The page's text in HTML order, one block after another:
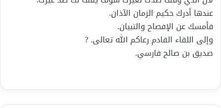
عندها أدرك حكيم الزمان الآذان.
فأمسك عن الإفصاح والتبيان.
وإلى اللقاء القادم رعاكم الله تعالى. ?
صديق بن صالح فارسي.